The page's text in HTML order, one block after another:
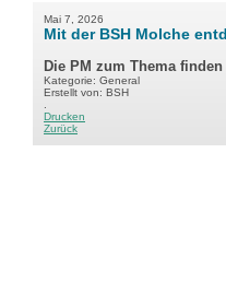
Mai 7, 2026
Mit der BSH Molche
Die PM zum Thema finden
Kategorie: General
Erstellt von: BSH
Drucken
Zurück